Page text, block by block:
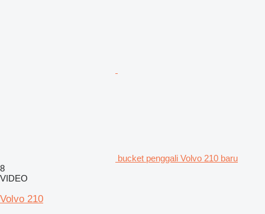
bucket penggali Volvo 210 baru
8
VIDEO
Volvo 210